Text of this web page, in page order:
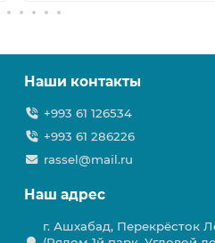
Наши контакты
+993 61 126534
+993 61 286226
rassel@mail.ru
Наш адрес
г. Ашхабад, Перекрёсток